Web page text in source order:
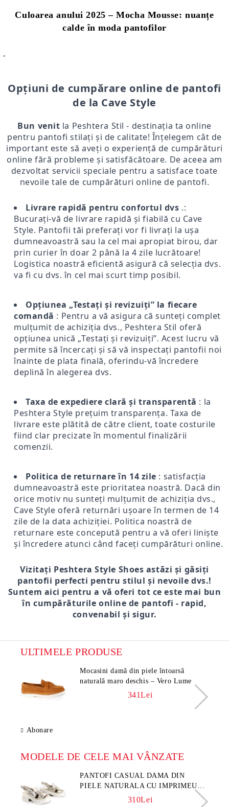
Culoarea anului 2025 – Mocha Mousse: nuanțe
calde în moda pantofilor
-
Opțiuni de cumpărare online de pantofi
de la Cave Style
Bun venit la Peshtera Stil - destinația ta online
pentru pantofi stilați și de calitate! Înțelegem cât de
important este să aveți o experiență de cumpărături
online fără probleme și satisfăcătoare. De aceea am
dezvoltat servicii speciale pentru a satisface toate
nevoile tale de cumpărături online de pantofi.
Livrare rapidă pentru confortul dvs .:
Bucurați-vă de livrare rapidă și fiabilă cu Cave
Style. Pantofii tăi preferați vor fi livrați la ușa
dumneavoastră sau la cel mai apropiat birou, dar
prin curier în doar 2 până la 4 zile lucrătoare!
Logistica noastră eficientă asigură că selecția dvs.
va fi cu dvs. în cel mai scurt timp posibil.
Opțiunea „Testați și revizuiți” la fiecare
comandă : Pentru a vă asigura că sunteți complet
mulțumit de achiziția dvs., Peshtera Stil oferă
opțiunea unică „Testați și revizuiți”. Acest lucru vă
permite să încercați și să vă inspectați pantofii noi
înainte de plata finală, oferindu-vă încredere
deplină în alegerea dvs.
Taxa de expediere clară și transparentă : la
Peshtera Style prețuim transparența. Taxa de
livrare este plătită de către client, toate costurile
fiind clar precizate în momentul finalizării
comenzii.
Politica de returnare în 14 zile : satisfacția
dumneavoastră este prioritatea noastră. Dacă din
orice motiv nu sunteți mulțumit de achiziția dvs.,
Cave Style oferă returnări ușoare în termen de 14
zile de la data achiziției. Politica noastră de
returnare este concepută pentru a vă oferi liniște
și încredere atunci când faceți cumpărături online.
Vizitați Peshtera Style Shoes astăzi și găsiți
pantofii perfecti pentru stilul și nevoile dvs.!
Suntem aici pentru a vă oferi tot ce este mai bun
în cumpărăturile online de pantofi - rapid,
convenabil și sigur.
ULTIMELE PRODUSE
Mocasini damă din piele întoarsă
naturală maro deschis – Vero Lume
341Lei
Abonare
MODELE DE CELE MAI VÂNZATE
PANTOFI CASUAL DAMA DIN
PIELE NATURALA CU IMPRIMEU
FLORAL - MODEL LUNA
310Lei